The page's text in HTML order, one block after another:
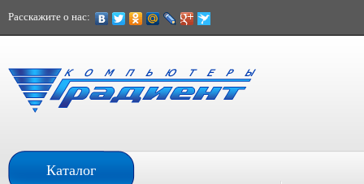
Расскажите о нас:
Каталог